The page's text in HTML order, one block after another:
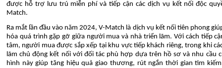
được hỗ trợ lưu trú miễn phí và tiếp cận các dịch vụ kết nối độc
Match.
Ra mắt lần đầu vào năm 2024, V-Match là dịch vụ kết nối tiên phong
hóa quá trình gặp gỡ giữa người mua và nhà triển lãm. Với cách tiếp
tâm, người mua được sắp xếp tại khu vực tiếp khách riêng, trong khi
lãm chủ động kết nối với đối tác phù hợp dựa trên hồ sơ và nhu cầu
hình này giúp tăng hiệu quả giao thương, rút ngắn thời gian tìm